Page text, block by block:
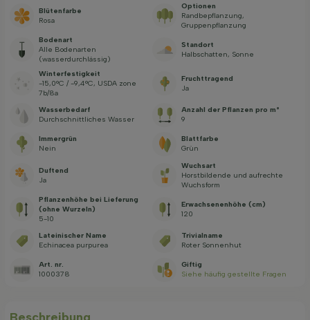
Blütenfarbe
Rosa
Optionen
Randbepflanzung,
Gruppenpflanzung
Bodenart
Alle Bodenarten
(wasserdurchlässig)
Standort
Halbschatten, Sonne
Winterfestigkeit
-15,0°C / -9,4°C, USDA zone
7b/8a
Fruchttragend
Ja
Wasserbedarf
Durchschnittliches Wasser
Anzahl der Pflanzen pro m²
9
Immergrün
Nein
Blattfarbe
Grün
Duftend
Ja
Wuchsart
Horstbildende und aufrechte
Wuchsform
Pflanzenhöhe bei Lieferung
(ohne Wurzeln)
5-10
Erwachsenenhöhe (cm)
120
Lateinischer Name
Echinacea purpurea
Trivialname
Roter Sonnenhut
Art. nr.
1000378
Giftig
Siehe häufig gestellte Fragen